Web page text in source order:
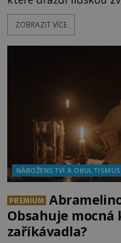
doopravdy
Bakchus? Mytologický příběh řeckého boha
ZOBRAZIT VÍCE
NÁBOŽENSTVÍ A OKULTISMUS
PREMIUM
Obsahuje
zaříkávadla?